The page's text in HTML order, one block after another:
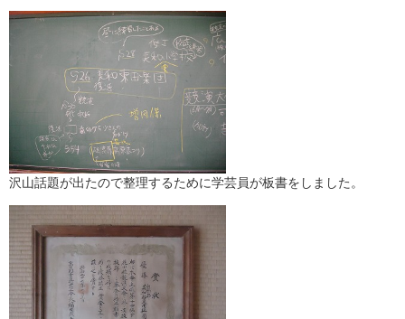
沢山話題が出たので整理するために学芸員が板書をしました。